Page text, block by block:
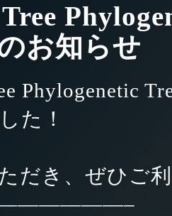
お知らせ
Phylogenetic
た！
だき、ぜひご